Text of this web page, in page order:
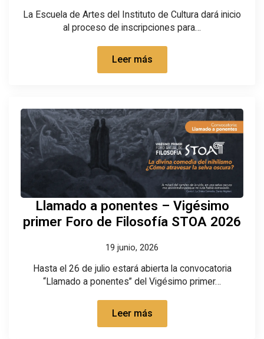
La Escuela de Artes del Instituto de Cultura dará inicio
al proceso de inscripciones para…
Leer más
Llamado a ponentes – Vigésimo
primer Foro de Filosofía STOA 2026
19 junio, 2026
Hasta el 26 de julio estará abierta la convocatoria
“Llamado a ponentes” del Vigésimo primer…
Leer más